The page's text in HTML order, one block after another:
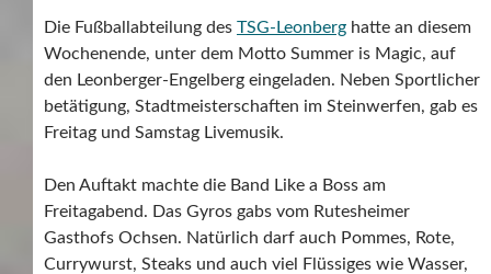
Die Fußballabteilung des TSG-Leonberg hatte an diesem
Wochenende, unter dem Motto Summer is Magic, auf
den Leonberger-Engelberg eingeladen. Neben Sportlicher
betätigung, Stadtmeisterschaften im Steinwerfen, gab es
Freitag und Samstag Livemusik.
Den Auftakt machte die Band Like a Boss am
Freitagabend. Das Gyros gabs vom Rutesheimer
Gasthofs Ochsen. Natürlich darf auch Pommes, Rote,
Currywurst, Steaks und auch viel Flüssiges wie Wasser,